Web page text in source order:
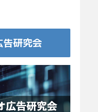
告研究会